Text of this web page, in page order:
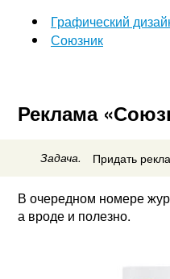
Графический
Союзник
Реклама
Задача. Придать
В очередном номере
а вроде и полезно.